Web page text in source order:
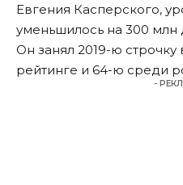
Евгения Касперского,
уменьшилось на 300 млн
Он занял 2019-ю
рейтинге и 64-ю среди
-